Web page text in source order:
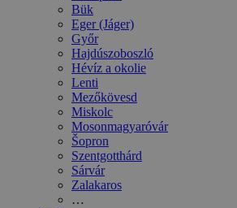
Bük
Eger (Jáger)
Győr
Hajdúszoboszló
Hévíz a okolie
Lenti
Mezőkövesd
Miskolc
Mosonmagyaróvár
Šopron
Szentgotthárd
Sárvár
Zalakaros
…